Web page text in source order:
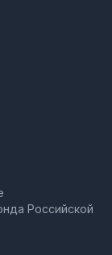
Российской